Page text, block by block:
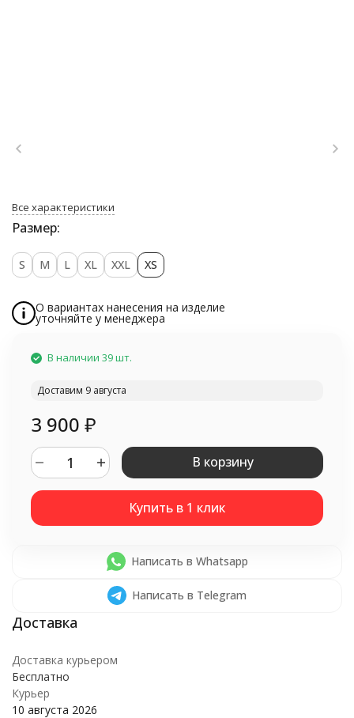
Все характеристики
Размер:
S M L XL XXL XS
О вариантах нанесения на изделие
уточняйте у менеджера
В наличии 39 шт.
Доставим 9 августа
3 900 ₽
В корзину
Написать в Whatsapp
Написать в Telegram
Доставка курьером
Бесплатно
Курьер
10 августа 2026